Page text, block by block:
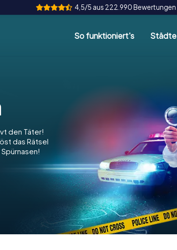
4,5/5 aus 222.990 Bewertungen
So funktioniert's Städte
den Täter!
das Rätsel